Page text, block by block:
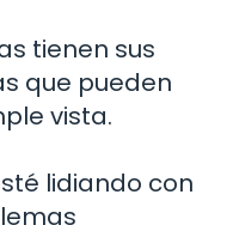
tienen sus
que pueden
vista.
lidiando con